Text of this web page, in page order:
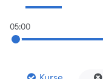
05:00